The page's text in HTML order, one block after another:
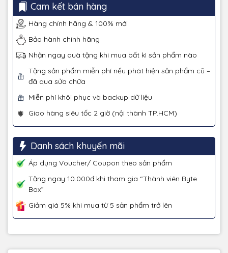
Cam kết bán hàng
Hàng chính hãng & 100% mới
Bảo hành chính hãng
Nhận ngay quà tặng khi mua bất kì sản phẩm nào
Tặng sản phẩm miễn phí nếu phát hiện sản phẩm cũ –
đã qua sửa chữa
Miễn phí khôi phục và backup dữ liệu
Giao hàng siêu tốc 2 giờ (nội thành TP.HCM)
Danh sách khuyến mãi
Áp dụng Voucher/ Coupon theo sản phẩm
Tặng ngay 10.000đ khi tham gia “Thành viên Byte
Box”
Giảm giá 5% khi mua từ 5 sản phẩm trở lên